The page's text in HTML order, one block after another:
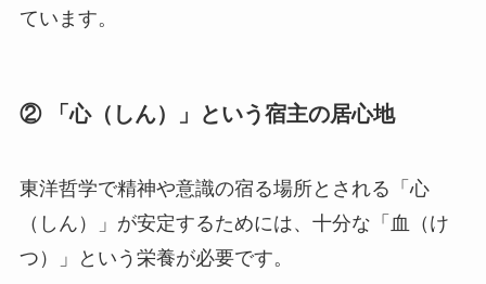
ています。
② 「心（しん）」という宿主の居心地
東洋哲学で精神や意識の宿る場所とされる「心
（しん）」が安定するためには、十分な「血（け
つ）」という栄養が必要です。